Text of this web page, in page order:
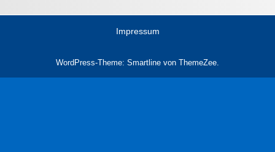
Impressum
WordPress-Theme: Smartline von ThemeZee.